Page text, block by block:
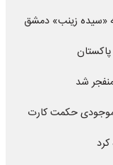
«سیده زینب» دمشق
موجودی حکمت کارت